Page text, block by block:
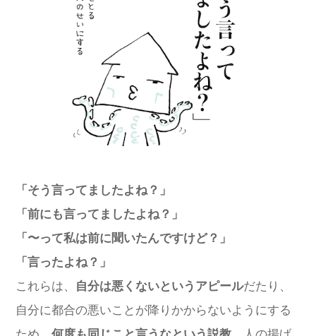
「そう言ってましたよね？」
「前にも言ってましたよね？」
「〜って私は前に聞いたんですけど？」
「言ったよね？」
これらは、
自分は悪くないというアピールだたり、
自分に都合の悪いことが降りかからないようにする